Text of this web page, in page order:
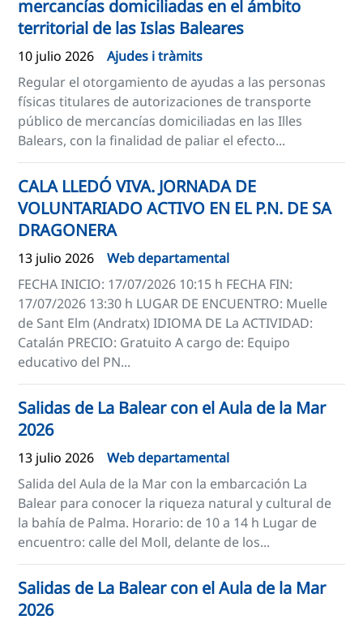
mercancías domiciliadas en el ámbito
territorial de las Islas Baleares
10 julio 2026
Ajudes i tràmits
Regular el otorgamiento de ayudas a las personas
físicas titulares de autorizaciones de transporte
público de mercancías domiciliadas en las Illes
Balears, con la finalidad de paliar el efecto...
CALA LLEDÓ VIVA. JORNADA DE
VOLUNTARIADO ACTIVO EN EL P.N. DE SA
DRAGONERA
13 julio 2026
Web departamental
FECHA INICIO: 17/07/2026 10:15 h FECHA FIN:
17/07/2026 13:30 h LUGAR DE ENCUENTRO: Muelle
de Sant Elm (Andratx) IDIOMA DE La ACTIVIDAD:
Catalán PRECIO: Gratuito A cargo de: Equipo
educativo del PN...
Salidas de La Balear con el Aula de la Mar
2026
13 julio 2026
Web departamental
Salida del Aula de la Mar con la embarcación La
Balear para conocer la riqueza natural y cultural de
la bahía de Palma. Horario: de 10 a 14 h Lugar de
encuentro: calle del Moll, delante de los...
Salidas de La Balear con el Aula de la Mar
2026